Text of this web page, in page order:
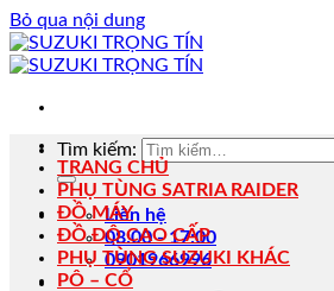
Bỏ qua nội dung
Tìm kiếm:
Liên hệ
08:00 - 17:00
0901966996
TRANG CHỦ
PHỤ TÙNG SATRIA RAIDER
ĐỒ MÁY
ĐỒ ĐỘ CAO CẤP
PHỤ TÙNG SUZUKI KHÁC
PÔ – CỔ